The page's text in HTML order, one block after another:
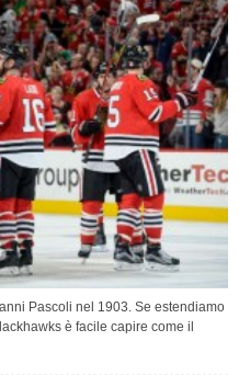
Pascoli nel 1903. Se estendiamo
è facile capire come il